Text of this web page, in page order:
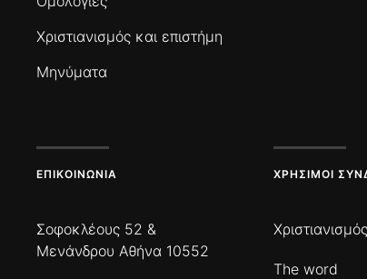
Χριστιανισμός και επιστήμη
Μηνύματα
ΕΠΙΚΟΙΝΩΝΊΑ
Σοφοκλέους 52 &
Μενάνδρου Αθήνα 10552
ΧΡΉΣΙΜΟΙ
The word